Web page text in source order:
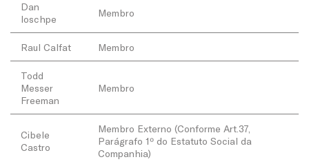
Dan
Ioschpe
Membro
Raul Calfat Membro
Todd
Messer
Freeman
Membro
Cibele
Castro
Membro Externo (Conforme Art.37,
Parágrafo 1º do Estatuto Social da
Companhia)